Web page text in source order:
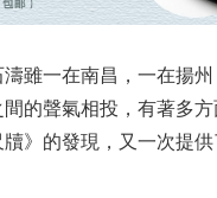
一在南昌，一在揚州
的聲氣相投， 有著多
》的發現， 又一次提